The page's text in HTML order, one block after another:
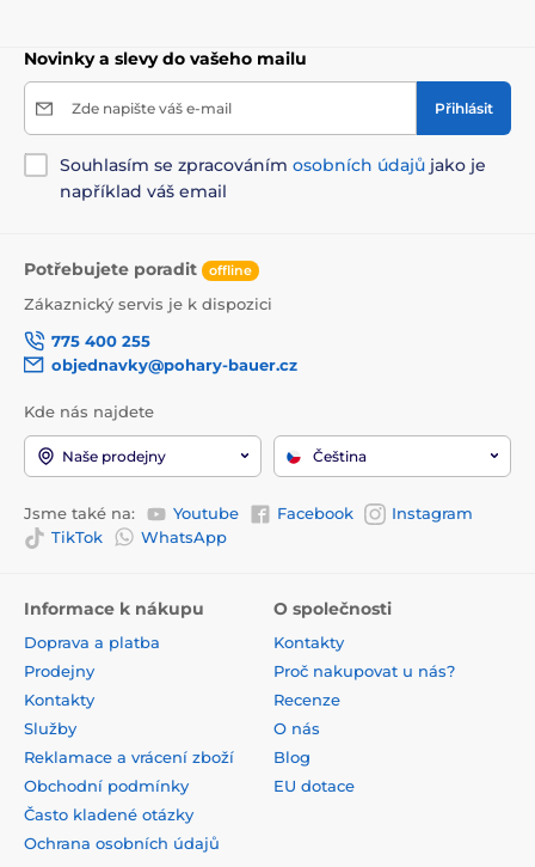
Novinky a slevy do vašeho mailu
Zde napište váš e-mail Přihlásit
Souhlasím se zpracováním osobních údajů jako je
například váš email
Potřebujete poradit offline
Zákaznický servis je k dispozici
775 400 255
objednavky@pohary-bauer.cz
Kde nás najdete
Naše prodejny Čeština
Jsme také na: Youtube Facebook
Instagram
TikTok
WhatsApp
Informace k nákupu
Doprava a platba
Prodejny
Kontakty
Služby
Reklamace a vrácení zboží
Obchodní podmínky
Často kladené otázky
Ochrana osobních údajů
O společnosti
Kontakty
Proč nakupovat u nás?
Recenze
O nás
Blog
EU dotace